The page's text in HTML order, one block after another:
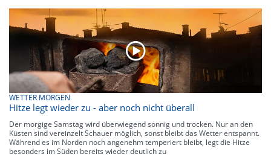
WETTER MORGEN
Hitze legt wieder zu - aber noch nicht überall
Der morgige Samstag wird überwiegend sonnig und trocken. Nur an den
Küsten sind vereinzelt Schauer möglich, sonst bleibt das Wetter entspannt.
Während es im Norden noch angenehm temperiert bleibt, legt die Hitze
besonders im Süden bereits wieder deutlich zu